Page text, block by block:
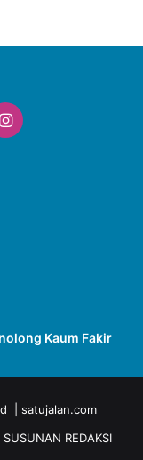
Instagram
Kaum Fakir
| satujalan.com
SUSUNAN REDAKSI